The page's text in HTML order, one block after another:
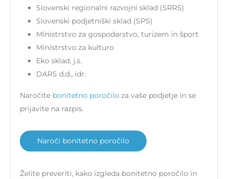
Slovenski regionalni razvojni sklad (SRRS)
Slovenski podjetniški sklad (SPS)
Ministrstvo za gospodarstvo, turizem in šport
Ministrstvo za kulturo
Eko sklad, j.s.
DARS d.d., idr.
Naročite bonitetno poročilo za vaše podjetje in se
prijavite na razpis.
Naroči bonitetno poročilo
Želite preveriti, kako izgleda bonitetno poročilo in